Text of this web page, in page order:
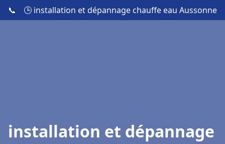
📞 🕒 installation et dépannage chauffe eau Aussonne
installation et dépannage